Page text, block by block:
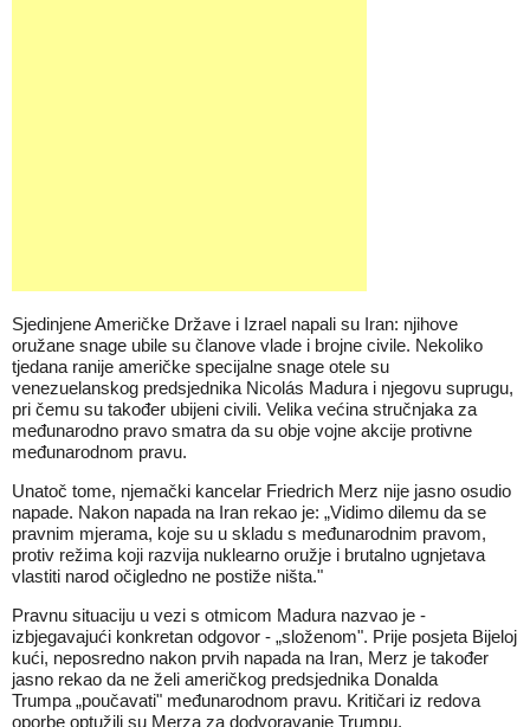
Sjedinjene Američke Države i Izrael napali su Iran: njihove
oružane snage ubile su članove vlade i brojne civile. Nekoliko
tjedana ranije američke specijalne snage otele su
venezuelanskog predsjednika Nicolás Madura i njegovu suprugu,
pri čemu su također ubijeni civili. Velika većina stručnjaka za
međunarodno pravo smatra da su obje vojne akcije protivne
međunarodnom pravu.
Unatoč tome, njemački kancelar Friedrich Merz nije jasno osudio
napade. Nakon napada na Iran rekao je: „Vidimo dilemu da se
pravnim mjerama, koje su u skladu s međunarodnim pravom,
protiv režima koji razvija nuklearno oružje i brutalno ugnjetava
vlastiti narod očigledno ne postiže ništa."
Pravnu situaciju u vezi s otmicom Madura nazvao je -
izbjegavajući konkretan odgovor - „složenom". Prije posjeta Bijeloj
kući, neposredno nakon prvih napada na Iran, Merz je također
jasno rekao da ne želi američkog predsjednika Donalda
Trumpa „poučavati" međunarodnom pravu. Kritičari iz redova
oporbe optužili su Merza za dodvoravanje Trumpu.